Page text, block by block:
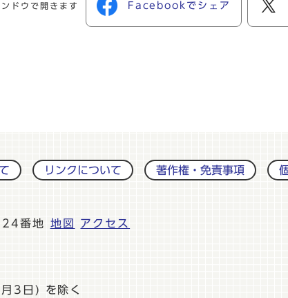
ドウで開きます Facebookでシェア
リンクについて 著作権・免責事項
番地 地図
アクセス
3日) を除く